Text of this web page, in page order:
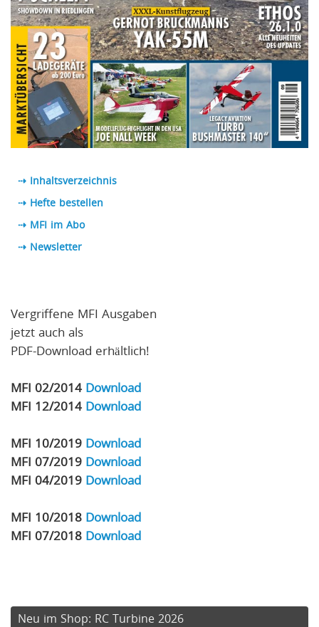
⇢ Inhaltsverzeichnis
⇢ Hefte bestellen
⇢ MFI im Abo
⇢ Newsletter
Vergriffene MFI Ausgaben
jetzt auch als
PDF-Download erhältlich!
MFI 02/2014 Download
MFI 12/2014 Download
MFI 10/2019 Download
MFI 07/2019 Download
MFI 04/2019 Download
MFI 10/2018 Download
MFI 07/2018 Download
Neu im Shop: RC Turbine 2026